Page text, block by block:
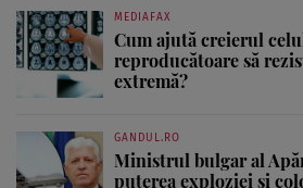
MEDIAFAX
Cum ajută creierul
reproducătoare să
extremă?
GANDUL.RO
Ministrul bulgar al
puterea exploziei și